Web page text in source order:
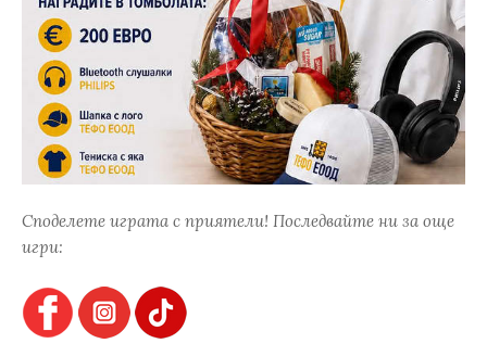
Споделете играта с приятели! Последвайте ни за още
игри: